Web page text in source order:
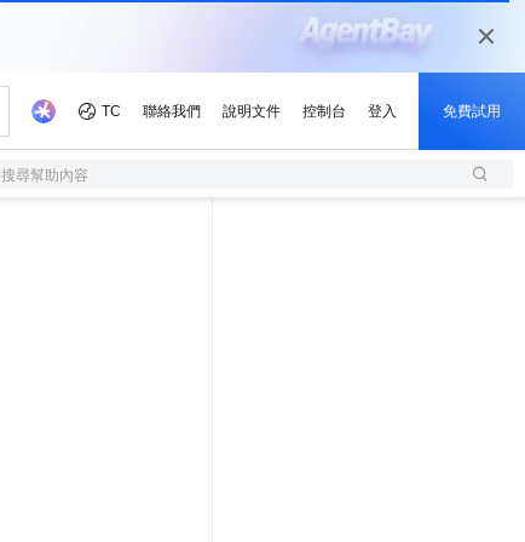
搜尋幫助內容